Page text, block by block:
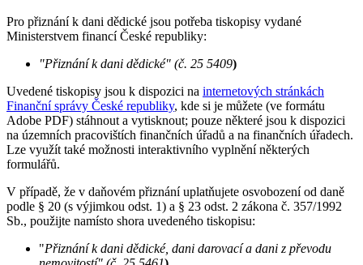
Pro přiznání k dani dědické jsou potřeba tiskopisy vydané
Ministerstvem financí České republiky:
"Přiznání k dani dědické" (č. 25 5409)
Uvedené tiskopisy jsou k dispozici na internetových stránkách
Finanční správy České republiky, kde si je můžete (ve formátu
Adobe PDF) stáhnout a vytisknout; pouze některé jsou k dispozici
na územních pracovištích finančních úřadů a na finančních úřadech.
Lze využít také možnosti interaktivního vyplnění některých
formulářů.
V případě, že v daňovém přiznání uplatňujete osvobození od daně
podle § 20 (s výjimkou odst. 1) a § 23 odst. 2 zákona č. 357/1992
Sb., použijte namísto shora uvedeného tiskopisu:
"Přiznání k dani dědické, dani darovací a dani z převodu